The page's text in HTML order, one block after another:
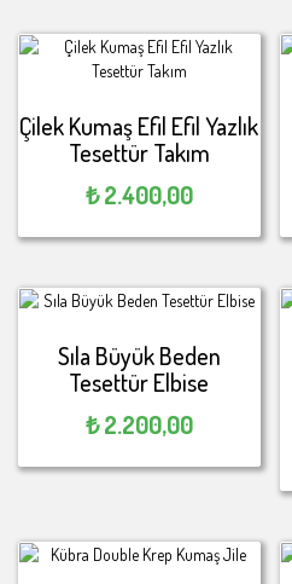
Çilek Kumaş Efil Efil Yazlık
Tesettür Takım
₺2.400,00
Sıla Büyük Beden
Tesettür Elbise
₺2.200,00